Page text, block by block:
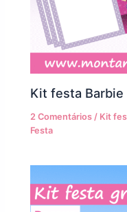
Kit festa Barbie
2 Comentários / Kit
Festa